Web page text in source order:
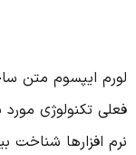
لورم ایپسوم متن
فعلی تکنولوژی
نرم افزارها شناخت